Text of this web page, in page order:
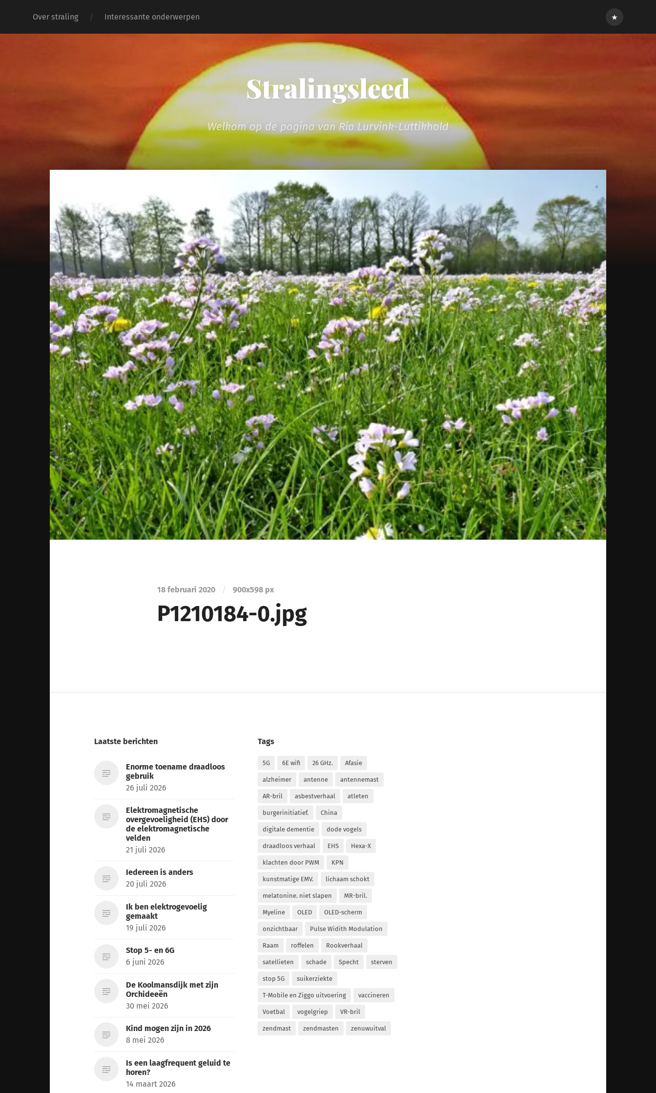
Over straling Interessante onderwerpen Inloggen
Stralingsleed
Welkom op de pagina van Ria Lurvink-Luttikhold
18 februari 2020 / 900x598 px
P1210184-0.jpg
Laatste berichten
Enorme toename draadloos
gebruik
26 juli 2026
Elektromagnetische
overgevoeligheid (EHS) door
de elektromagnetische
velden
21 juli 2026
Iedereen is anders
20 juli 2026
Ik ben elektrogevoelig
gemaakt
19 juli 2026
Stop 5- en 6G
6 juni 2026
De Koolmansdijk met zijn
Orchideeën
30 mei 2026
Kind mogen zijn in 2026
8 mei 2026
Is een laagfrequent geluid te
horen?
14 maart 2026
Tags
5G 6E wifi 26 GHz. Afasie
alzheimer antenne antennemast
AR-bril asbestverhaal atleten
burgerinitiatief. China
digitale dementie dode vogels
draadloos verhaal EHS Hexa-X
klachten door PWM KPN
kunstmatige EMV. lichaam schokt
melatonine. niet slapen MR-bril.
Myeline OLED OLED-scherm
onzichtbaar Pulse Widith Modulation
Raam roffelen Rookverhaal
satellieten schade Specht sterven
stop 5G suikerziekte
T-Mobile en Ziggo uitvoering vaccineren
Voetbal vogelgriep VR-bril
zendmast zendmasten zenuwuitval